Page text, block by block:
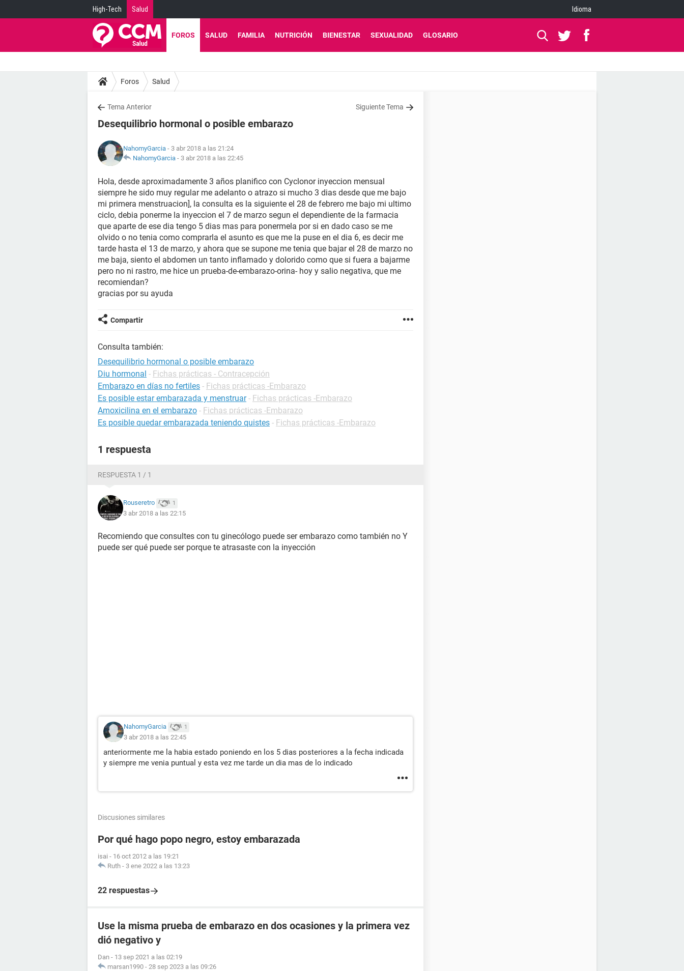
High-Tech Salud Idioma
FOROS SALUD FAMILIA NUTRICIÓN BIENESTAR SEXUALIDAD GLOSARIO
Foros Salud
Tema Anterior Siguiente Tema
Desequilibrio hormonal o posible embarazo
NahomyGarcia - 3 abr 2018 a las 21:24
NahomyGarcia - 3 abr 2018 a las 22:45
Hola, desde aproximadamente 3 años planifico con Cyclonor inyeccion mensual
siempre he sido muy regular me adelanto o atrazo si mucho 3 dias desde que me bajo
mi primera menstruacion], la consulta es la siguiente el 28 de febrero me bajo mi ultimo
ciclo, debia ponerme la inyeccion el 7 de marzo segun el dependiente de la farmacia
que aparte de ese dia tengo 5 dias mas para ponermela por si en dado caso se me
olvido o no tenia como comprarla el asunto es que me la puse en el dia 6, es decir me
tarde hasta el 13 de marzo, y ahora que se supone me tenia que bajar el 28 de marzo no
me baja, siento el abdomen un tanto inflamado y dolorido como que si fuera a bajarme
pero no ni rastro, me hice un prueba-de-embarazo-orina- hoy y salio negativa, que me
recomiendan?
gracias por su ayuda
Compartir
Consulta también:
Desequilibrio hormonal o posible embarazo
Diu hormonal - Fichas prácticas - Contracepción
Embarazo en días no fertiles - Fichas prácticas -Embarazo
Es posible estar embarazada y menstruar - Fichas prácticas -Embarazo
Amoxicilina en el embarazo - Fichas prácticas -Embarazo
Es posible quedar embarazada teniendo quistes - Fichas prácticas -Embarazo
1 respuesta
RESPUESTA 1 / 1
Rouseretro 1
3 abr 2018 a las 22:15
Recomiendo que consultes con tu ginecólogo puede ser embarazo como también no Y
puede ser qué puede ser porque te atrasaste con la inyección
NahomyGarcia 1
3 abr 2018 a las 22:45
anteriormente me la habia estado poniendo en los 5 dias posteriores a la fecha indicada
y siempre me venia puntual y esta vez me tarde un dia mas de lo indicado
Discusiones similares
Por qué hago popo negro, estoy embarazada
isai - 16 oct 2012 a las 19:21
Ruth - 3 ene 2022 a las 13:23
22 respuestas
Use la misma prueba de embarazo en dos ocasiones y la primera vez
dió negativo y
Dan - 13 sep 2021 a las 02:19
marsan1990 - 28 sep 2023 a las 09:26